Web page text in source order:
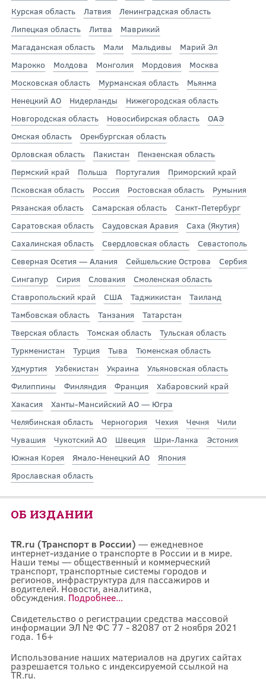
Курская область
Латвия
Ленинградская область
Липецкая область
Литва
Маврикий
Магаданская область
Мали Мальдивы
Марий Эл
Марокко
Молдова Монголия Мордовия
Москва
Московская область
Мурманская область
Мьянма
Ненецкий АО
Нидерланды
Нижегородская область
Новгородская область
Новосибирская область
ОАЭ
Омская область
Оренбургская область
Орловская область
Пакистан
Пензенская область
Пермский край
Польша Португалия
Приморский край
Псковская область
Россия Ростовская область
Румыния
Рязанская область
Самарская область
Санкт-Петербург
Саратовская область
Саудовская Аравия
Саха (Якутия)
Сахалинская область
Свердловская область
Севастополь
Северная Осетия — Алания
Сейшельские Острова
Сербия
Сингапур
Сирия Словакия
Смоленская область
Ставропольский край
США Таджикистан
Таиланд
Тамбовская область
Танзания
Татарстан
Тверская область
Томская область
Тульская область
Туркменистан
Турция Тыва
Тюменская область
Удмуртия
Узбекистан Украина
Ульяновская область
Филиппины
Финляндия Франция
Хабаровский край
Хакасия
Ханты-Мансийский АО — Югра
Челябинская область
Черногория Чехия Чечня
Чили
Чувашия
Чукотский АО Швеция Шри-Ланка
Эстония
Южная Корея
Ямало-Ненецкий АО
Япония
Ярославская область
ОБ ИЗДАНИИ
TR.ru (Транспорт в России) — ежедневное
интернет-издание о транспорте в России и в мире.
Наши темы — общественный и коммерческий
транспорт, транспортные системы городов и
регионов, инфраструктура для пассажиров и
водителей. Новости, аналитика,
обсуждения. Подробнее...
Свидетельство о регистрации средства массовой
информации ЭЛ № ФС 77 - 82087 от 2 ноября 2021
года. 16+
Использование наших материалов на других сайтах
разрешается только с индексируемой ссылкой на
TR.ru.